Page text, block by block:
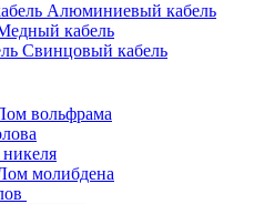
Алюминиевый кабель
кабель
Свинцовый кабель
вольфрама
молибдена